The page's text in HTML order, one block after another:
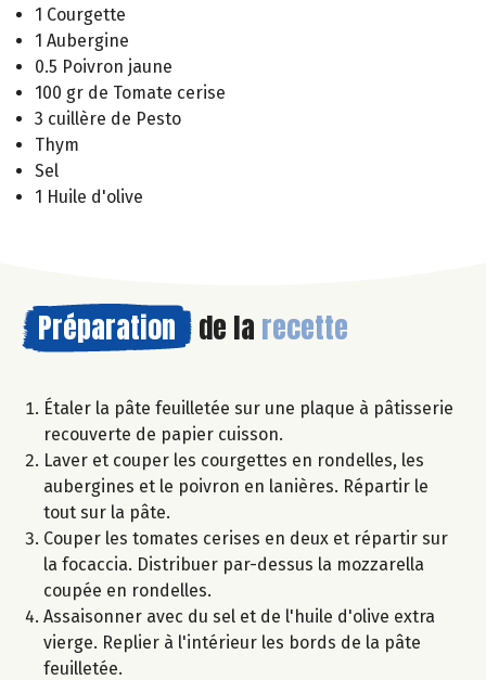
1 Courgette
1 Aubergine
0.5 Poivron jaune
100 gr de Tomate cerise
3 cuillère de Pesto
Thym
Sel
1 Huile d'olive
Préparation de la recette
Étaler la pâte feuilletée sur une plaque à pâtisserie
recouverte de papier cuisson.
Laver et couper les courgettes en rondelles, les
aubergines et le poivron en lanières. Répartir le
tout sur la pâte.
Couper les tomates cerises en deux et répartir sur
la focaccia. Distribuer par-dessus la mozzarella
coupée en rondelles.
Assaisonner avec du sel et de l'huile d'olive extra
vierge. Replier à l'intérieur les bords de la pâte
feuilletée.